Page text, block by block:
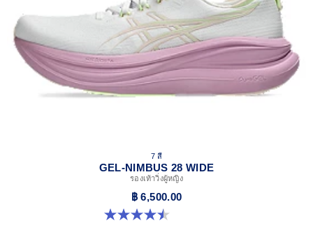
7 สี
GEL-NIMBUS 28 WIDE
รองเท้าวิ่งผู้หญิง
฿ 6,500.00
4.5 จาก 5 ดาว 14 รีวิว